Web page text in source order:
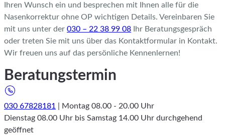
Ihren Wunsch ein und besprechen mit Ihnen alle für die
Nasenkorrektur ohne OP wichtigen Details. Vereinbaren Sie
mit uns unter der 030 – 22 38 99 08 Ihr Beratungsgespräch
oder treten Sie mit uns über das Kontaktformular in Kontakt.
Wir freuen uns auf das persönliche Kennenlernen!
Beratungstermin
030 67828181
| Montag 08.00 - 20.00 Uhr
Dienstag 08.00 Uhr bis Samstag 14.00 Uhr durchgehend
geöffnet